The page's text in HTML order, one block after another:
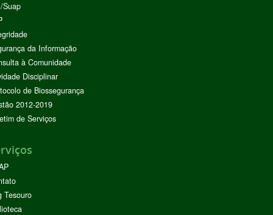
Suap
da Informação
à Comunidade
Disciplinar
de Biossegurança
2012-2019
de Serviços
Tesouro